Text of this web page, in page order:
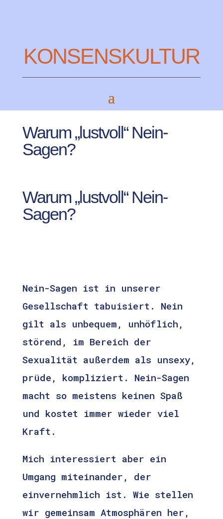
KONSENSKULTUR
Warum „lustvoll“ Nein-
Sagen?
Warum „lustvoll“ Nein-
Sagen?
Nein-Sagen ist in unserer
Gesellschaft tabuisiert. Nein
gilt als unbequem, unhöflich,
störend, im Bereich der
Sexualität außerdem als unsexy,
prüde, kompliziert. Nein-Sagen
macht so meistens keinen Spaß
und kostet immer wieder viel
Kraft.
Mich interessiert aber ein
Umgang miteinander, der
einvernehmlich ist. Wie stellen
wir gemeinsam Atmosphären her,